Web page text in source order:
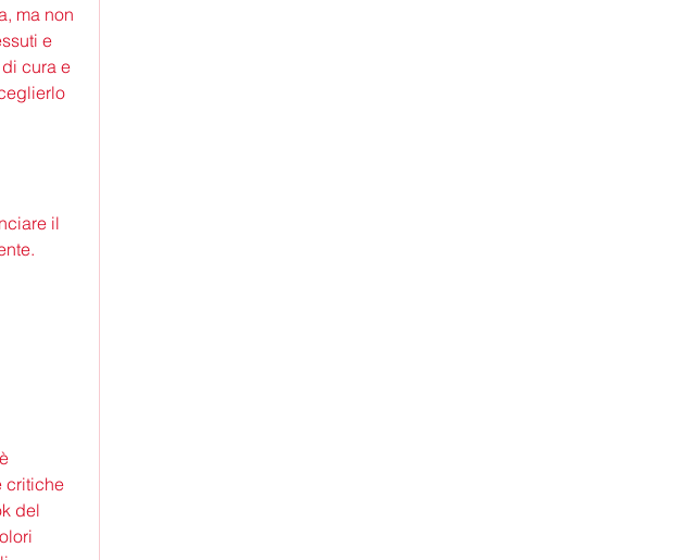
ma non
e
cura e
il
critiche
del